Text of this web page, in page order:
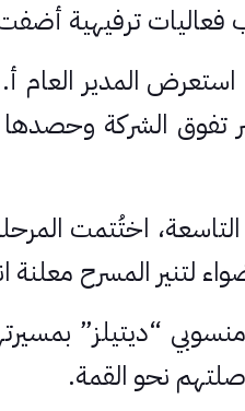
فعاليات ترفيهية
استعرض المدير
الشركة وحصدها
اختُتمت
لتنير المسرح
“ديتيلز”
نحو القمة.